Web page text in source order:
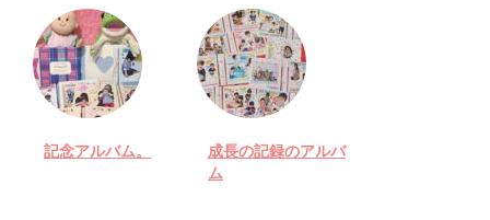
記念アルバム。
成長の記録のアルバ
ム